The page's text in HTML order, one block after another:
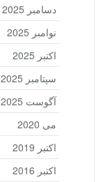
دسامبر 2025
نوامبر 2025
اکتبر 2025
سپتامبر 2025
آگوست 2025
می 2020
اکتبر 2019
اکتبر 2016